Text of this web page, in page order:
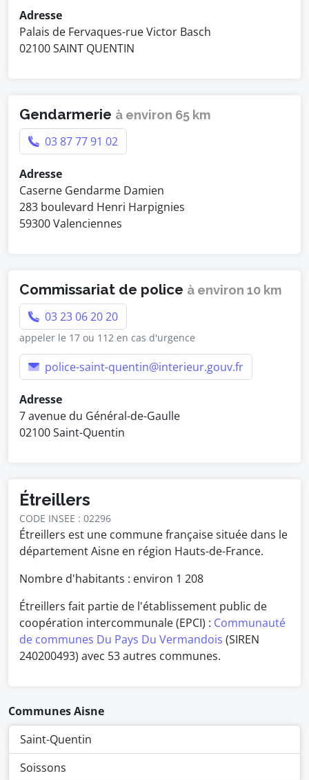
Adresse
Palais de Fervaques-rue Victor Basch
02100 SAINT QUENTIN
Gendarmerie à environ 65 km
03 87 77 91 02
Adresse
Caserne Gendarme Damien
283 boulevard Henri Harpignies
59300 Valenciennes
Commissariat de police à environ 10 km
03 23 06 20 20
appeler le 17 ou 112 en cas d'urgence
police-saint-quentin@interieur.gouv.fr
Adresse
7 avenue du Général-de-Gaulle
02100 Saint-Quentin
Étreillers
CODE INSEE : 02296
Étreillers est une commune française située dans le
département Aisne en région Hauts-de-France.
Nombre d'habitants : environ 1 208
Étreillers fait partie de l'établissement public de
coopération intercommunale (EPCI) : Communauté
de communes Du Pays Du Vermandois (SIREN
240200493) avec 53 autres communes.
Communes Aisne
Saint-Quentin
Soissons